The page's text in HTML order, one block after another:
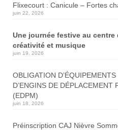
Flixecourt : Canicule – Fortes
juin 22, 2026
Une journée festive au
créativité et musique
juin 19, 2026
OBLIGATION
D’ENGINS DE DÉPLACEMENT
(EDPM)
juin 18, 2026
Préinscription CAJ Nièvre